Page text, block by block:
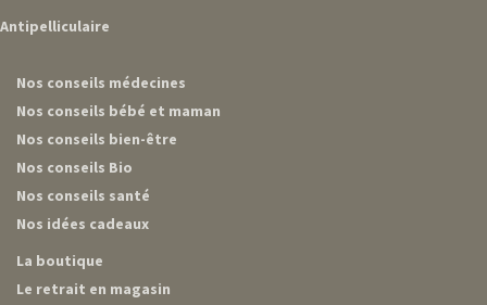
Antipelliculaire
Nos conseils médecines
Nos conseils bébé et maman
Nos conseils bien-être
Nos conseils Bio
Nos conseils santé
Nos idées cadeaux
La boutique
Le retrait en magasin